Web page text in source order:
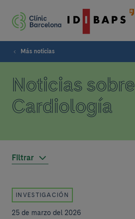
Más noticias
Noticias sobre
Cardiología
Filtrar
INVESTIGACIÓN
25 de marzo del 2026